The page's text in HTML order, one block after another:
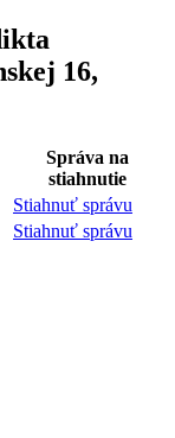
16,
Správa na
stiahnutie
Stiahnuť správu
Stiahnuť správu